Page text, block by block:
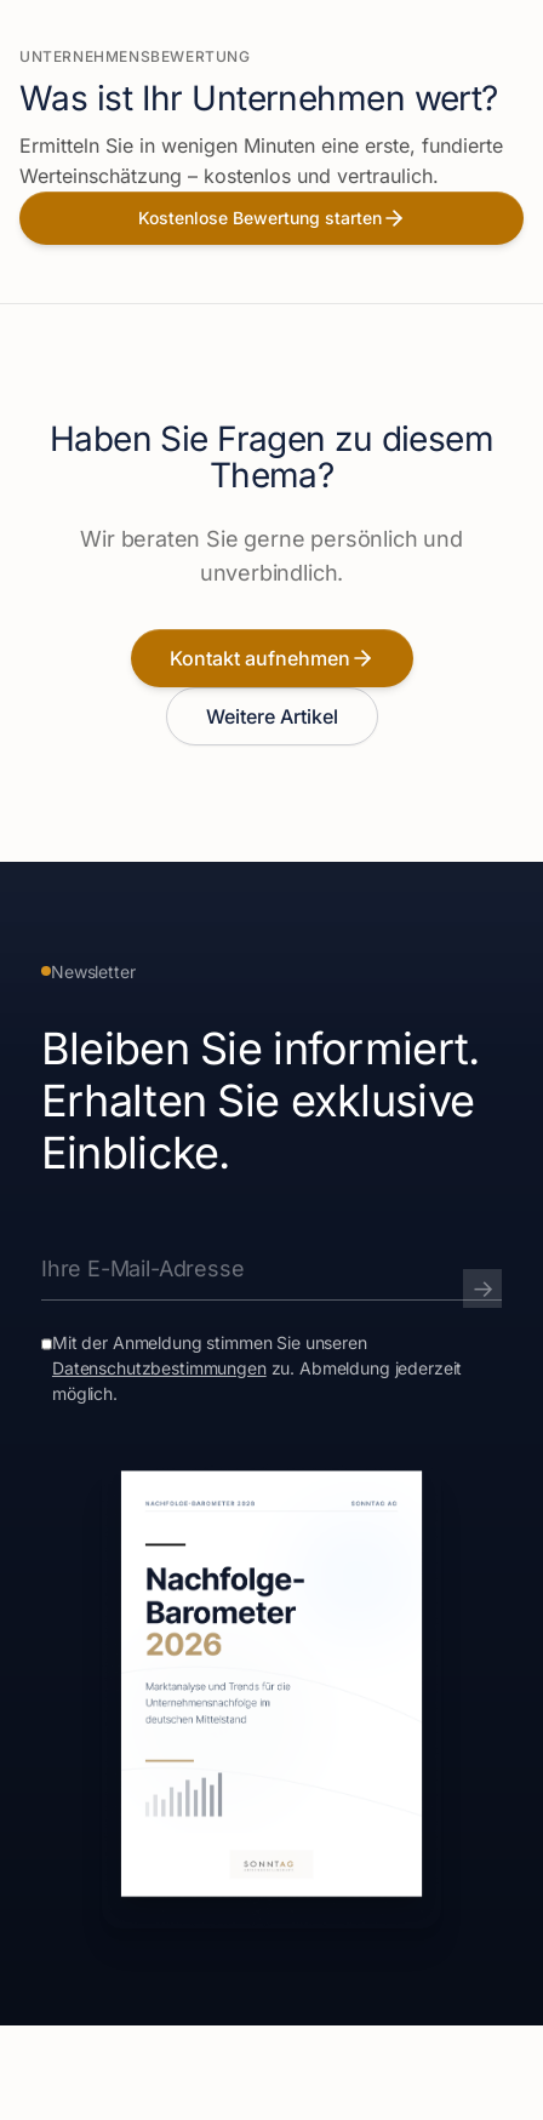
UNTERNEHMENSBEWERTUNG
Was ist Ihr Unternehmen wert?
Ermitteln Sie in wenigen Minuten eine erste, fundierte
Werteinschätzung – kostenlos und vertraulich.
Kostenlose Bewertung starten
Haben Sie Fragen zu diesem
Thema?
Wir beraten Sie gerne persönlich und
unverbindlich.
Kontakt aufnehmen
Weitere Artikel
Newsletter
Bleiben Sie informiert.
Erhalten Sie exklusive
Einblicke.
→
Mit der Anmeldung stimmen Sie unseren
Datenschutzbestimmungen zu. Abmeldung jederzeit
möglich.